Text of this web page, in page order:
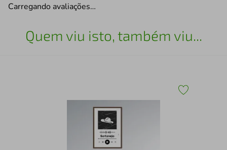
Carregando avaliações…
Quem viu isto, também viu...